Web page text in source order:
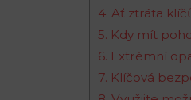
4.⁤ Ať​ ztráta
5. Kdy mít
6. Extrémní
7. Klíčová⁣